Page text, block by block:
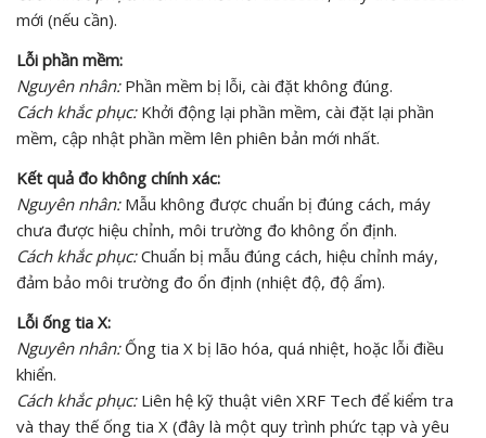
mới (nếu cần).
Lỗi phần mềm:
Nguyên nhân:Phần mềm bị lỗi, cài đặt không đúng.
Cách khắc phục:Khởi động lại phần mềm, cài đặt lại phần
mềm, cập nhật phần mềm lên phiên bản mới nhất.
Kết quả đo không chính xác:
Nguyên nhân:Mẫu không được chuẩn bị đúng cách, máy
chưa được hiệu chỉnh, môi trường đo không ổn định.
Cách khắc phục:Chuẩn bị mẫu đúng cách, hiệu chỉnh máy,
đảm bảo môi trường đo ổn định (nhiệt độ, độ ẩm).
Lỗi ống tia X:
Nguyên nhân:Ống tia X bị lão hóa, quá nhiệt, hoặc lỗi điều
khiển.
Cách khắc phục:Liên hệ kỹ thuật viên XRF Tech để kiểm tra
và thay thế ống tia X (đây là một quy trình phức tạp và yêu